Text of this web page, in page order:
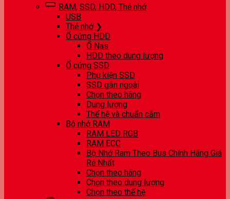
RAM, SSD, HDD, Thẻ nhớ
USB
Thẻ nhớ ❯
Ổ cứng HDD
Ổ Nas
HDD theo dung lượng
Ổ cứng SSD
Phụ kiện SSD
SSD gắn ngoài
Chọn theo hãng
Dung lượng
Thế hệ và chuẩn cắm
Bộ nhớ RAM
RAM LED RGB
RAM ECC
Bộ Nhớ Ram Theo Bus Chính Hãng Giá
Rẻ Nhất
Chọn theo hãng
Chọn theo dung lượng
Chọn theo thế hệ